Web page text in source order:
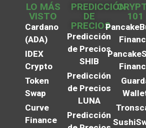
LO MÁS
VISTO
Cardano
(ADA)
IDEX
Crypto
Token
Swap
Curve
Finance
PREDICCIÓN
DE
PRECIOS
Predicción
de Precios
SHIB
Predicción
de Precios
LUNA
Predicción
101